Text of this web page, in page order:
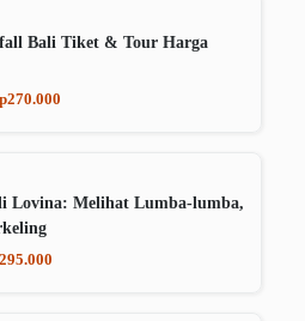
Bali Tiket & Tour Harga
Lovina: Melihat Lumba-lumba,